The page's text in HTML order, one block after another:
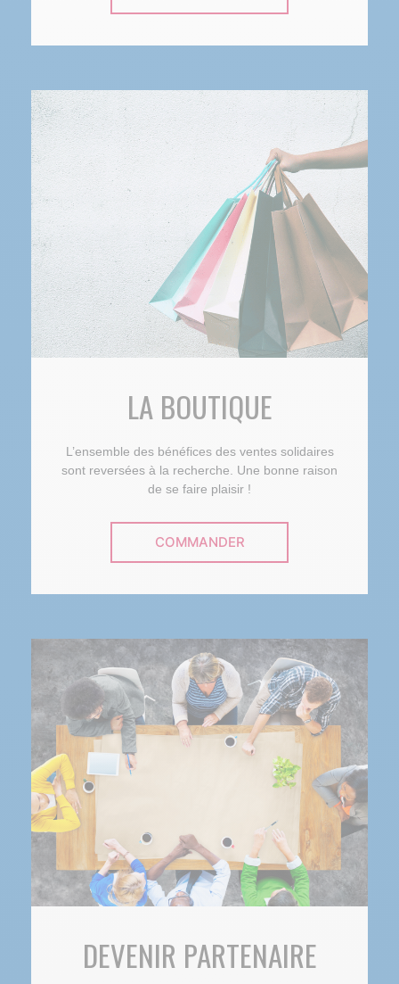
LA BOUTIQUE
L’ensemble des bénéfices des ventes solidaires
sont reversées à la recherche. Une bonne raison
de se faire plaisir !
COMMANDER
DEVENIR PARTENAIRE